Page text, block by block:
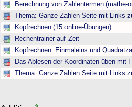
Berechnung von Zahlentermen (mathe-
Thema: Ganze Zahlen Seite mit Links
Kopfrechnen (15 online-Übungen)
Rechentrainer auf Zeit
Kopfrechnen: Einmaleins und
Das Ablesen der Koordinaten üben mit
Thema: Ganze Zahlen Seite mit Links